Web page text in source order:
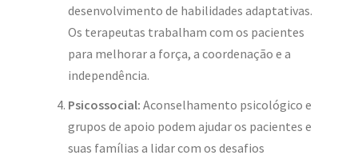
desenvolvimento de habilidades adaptativas.
Os terapeutas trabalham com os pacientes
para melhorar a força, a coordenação e a
independência.
Psicossocial: Aconselhamento psicológico e
grupos de apoio podem ajudar os pacientes e
suas famílias a lidar com os desafios